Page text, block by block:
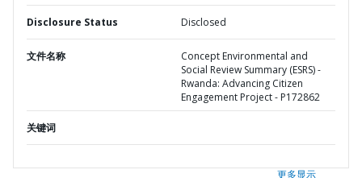
Disclosure Status Disclosed
文件名称
Concept Environmental and
Social Review Summary (ESRS) -
Rwanda: Advancing Citizen
Engagement Project - P172862
关键词
更多显示